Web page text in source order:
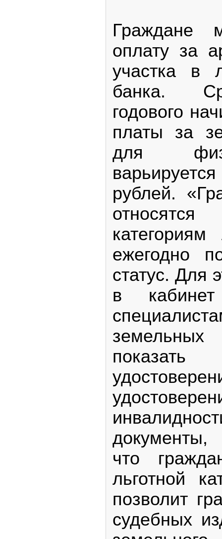
Граждане
оплату за
участка в
банка.
годового
платы за
для
рублей.
ежегодно
статус. Для
в
документы,
что
льготной
позволит
судебных